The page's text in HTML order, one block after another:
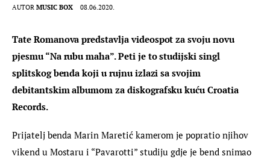
AUTOR MUSIC BOX 08.06.2020.
Tate Romanova predstavlja videospot za svoju novu
pjesmu “Na rubu maha”. Peti je to studijski singl
splitskog benda koji u rujnu izlazi sa svojim
debitantskim albumom za diskografsku kuću Croatia
Records.
Prijatelj benda Marin Maretić kamerom je popratio njihov
vikend u Mostaru i “Pavarotti” studiju gdje je bend snimao